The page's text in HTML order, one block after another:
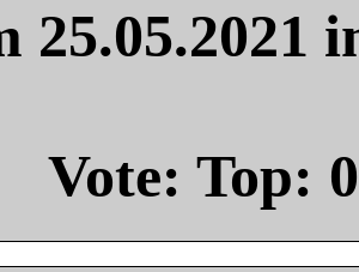
25.05.2021
Vote: Top: 0